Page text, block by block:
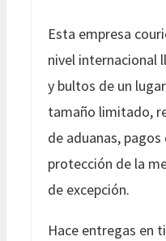
Esta empresa
nivel internacional
y bultos de un
tamaño limitado,
de aduanas,
protección de la
de excepción.
Hace entregas en